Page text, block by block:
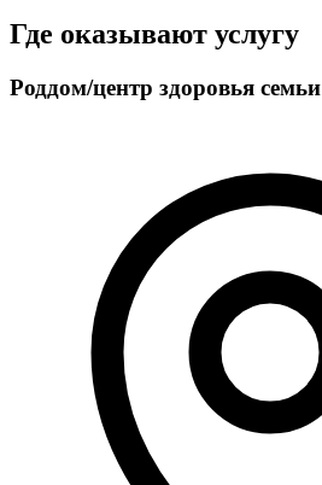
Где оказывают услугу
Роддом/центр здоровья семьи